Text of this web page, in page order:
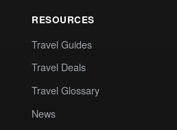
RESOURCES
Travel Guides
Travel Deals
Travel Glossary
News